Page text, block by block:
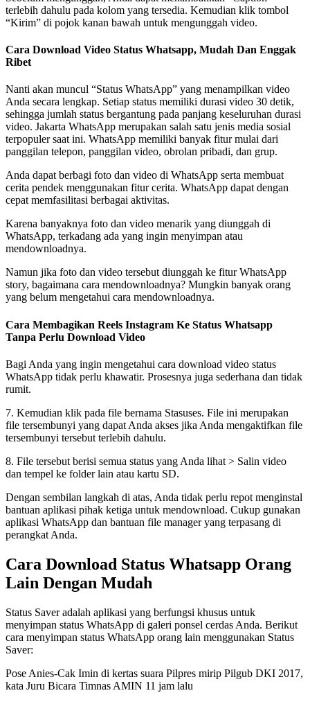
terlebih dahulu pada kolom yang tersedia. Kemudian klik tombol
“Kirim” di pojok kanan bawah untuk mengunggah video.
Cara Download Video Status Whatsapp, Mudah Dan Enggak
Ribet
Nanti akan muncul “Status WhatsApp” yang menampilkan video
Anda secara lengkap. Setiap status memiliki durasi video 30 detik,
sehingga jumlah status bergantung pada panjang keseluruhan durasi
video. Jakarta WhatsApp merupakan salah satu jenis media sosial
terpopuler saat ini. WhatsApp memiliki banyak fitur mulai dari
panggilan telepon, panggilan video, obrolan pribadi, dan grup.
Anda dapat berbagi foto dan video di WhatsApp serta membuat
cerita pendek menggunakan fitur cerita. WhatsApp dapat dengan
cepat memfasilitasi berbagai aktivitas.
Karena banyaknya foto dan video menarik yang diunggah di
WhatsApp, terkadang ada yang ingin menyimpan atau
mendownloadnya.
Namun jika foto dan video tersebut diunggah ke fitur WhatsApp
story, bagaimana cara mendownloadnya? Mungkin banyak orang
yang belum mengetahui cara mendownloadnya.
Cara Membagikan Reels Instagram Ke Status Whatsapp
Tanpa Perlu Download Video
Bagi Anda yang ingin mengetahui cara download video status
WhatsApp tidak perlu khawatir. Prosesnya juga sederhana dan tidak
rumit.
7. Kemudian klik pada file bernama Stasuses. File ini merupakan
file tersembunyi yang dapat Anda akses jika Anda mengaktifkan file
tersembunyi tersebut terlebih dahulu.
8. File tersebut berisi semua status yang Anda lihat > ​​Salin video
dan tempel ke folder lain atau kartu SD.
Dengan sembilan langkah di atas, Anda tidak perlu repot menginstal
bantuan aplikasi pihak ketiga untuk mendownload. Cukup gunakan
aplikasi WhatsApp dan bantuan file manager yang terpasang di
perangkat Anda.
Cara Download Status Whatsapp Orang
Lain Dengan Mudah
Status Saver adalah aplikasi yang berfungsi khusus untuk
menyimpan status WhatsApp di galeri ponsel cerdas Anda. Berikut
cara menyimpan status WhatsApp orang lain menggunakan Status
Saver:
Pose Anies-Cak Imin di kertas suara Pilpres mirip Pilgub DKI 2017,
kata Juru Bicara Timnas AMIN 11 jam lalu